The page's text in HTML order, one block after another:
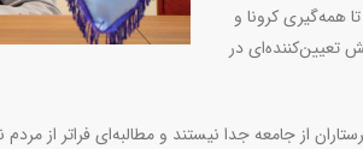
همه‌گیری کرونا و
تعیین‌کننده‌ای در
از جامعه جدا نیستند و مطالبه‌ای فراتر از مردم